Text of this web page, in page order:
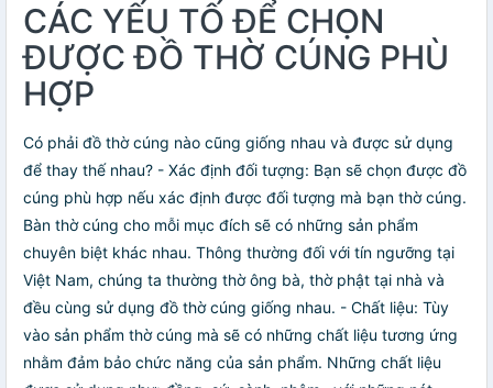
CÁC YẾU TỐ ĐỂ CHỌN
ĐƯỢC ĐỒ THỜ CÚNG PHÙ
HỢP
Có phải đồ thờ cúng nào cũng giống nhau và được sử dụng
để thay thế nhau? - Xác định đối tượng: Bạn sẽ chọn được đồ
cúng phù hợp nếu xác định được đối tượng mà bạn thờ cúng.
Bàn thờ cúng cho mỗi mục đích sẽ có những sản phẩm
chuyên biệt khác nhau. Thông thường đối với tín ngưỡng tại
Việt Nam, chúng ta thường thờ ông bà, thờ phật tại nhà và
đều cùng sử dụng đồ thờ cúng giống nhau. - Chất liệu: Tùy
vào sản phẩm thờ cúng mà sẽ có những chất liệu tương ứng
nhằm đảm bảo chức năng của sản phẩm. Những chất liệu